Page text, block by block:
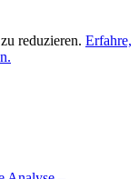
reduzieren. Erfahre,